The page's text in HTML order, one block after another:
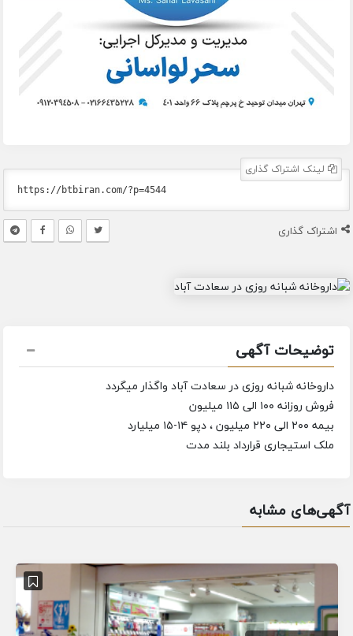
لینک اشتراک گذاری
اشتراک گذاری
توضیحات آگهی
داروخانه شبانه روزی در سعادت آباد واگذار میگردد
فروش روزانه ۱۰۰ الی ۱۱۵ میلیون
بیمه ۲۰۰ الی ۲۲۰ میلیون ، دپو ۱۴-۱۵ میلیارد
ملک استیجاری قرارداد بلند مدت
آگهی‌های مشابه